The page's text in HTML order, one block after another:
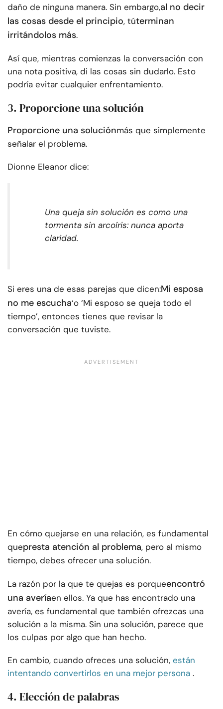
daño de ninguna manera. Sin embargo,al no decir
las cosas desde el principio, túterminan
irritándolos más.
Así que, mientras comienzas la conversación con
una nota positiva, di las cosas sin dudarlo. Esto
podría evitar cualquier enfrentamiento.
3. Proporcione una solución
Proporcione una soluciónmás que simplemente
señalar el problema.
Dionne Eleanor dice:
Una queja sin solución es como una
tormenta sin arcoíris: nunca aporta
claridad.
Si eres una de esas parejas que dicen:Mi esposa
no me escucha‘o ‘Mi esposo se queja todo el
tiempo’, entonces tienes que revisar la
conversación que tuviste.
En cómo quejarse en una relación, es fundamental
quepresta atención al problema, pero al mismo
tiempo, debes ofrecer una solución.
La razón por la que te quejas es porqueencontró
una averíaen ellos. Ya que has encontrado una
avería, es fundamental que también ofrezcas una
solución a la misma. Sin una solución, parece que
los culpas por algo que han hecho.
En cambio, cuando ofreces una solución, están
intentando convertirlos en una mejor persona .
4. Elección de palabras